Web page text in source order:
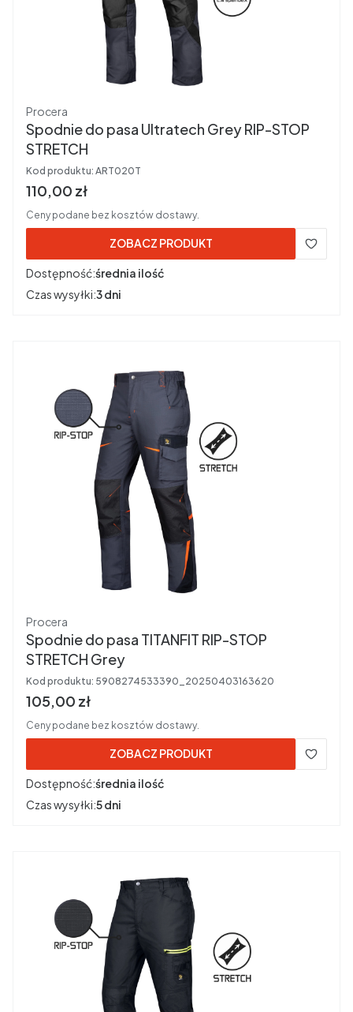
Producent
Procera
Spodnie do pasa Ultratech Grey RIP-STOP
STRETCH
Kod produktu: ART020T
Cena brutto
110,00 zł
Ceny podane bez kosztów dostawy.
ZOBACZ PRODUKT
Dostępność:średnia ilość
Czas wysyłki:3 dni
Producent
Procera
Spodnie do pasa TITANFIT RIP-STOP
STRETCH Grey
Kod produktu: 5908274533390_20250403163620
Cena brutto
105,00 zł
Ceny podane bez kosztów dostawy.
ZOBACZ PRODUKT
Dostępność:średnia ilość
Czas wysyłki:5 dni